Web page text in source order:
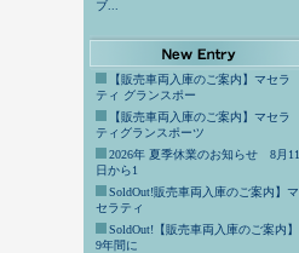
ブ...
【販売車両入庫のご案内】マセラ
ティ グランスポー
【販売車両入庫のご案内】マセラ
ティグランスポーツ
2026年 夏季休業のお知らせ 8月11
日から1
SoldOut!販売車両入庫のご案内】マ
セラティ
SoldOut!【販売車両入庫のご案内】
9年間に